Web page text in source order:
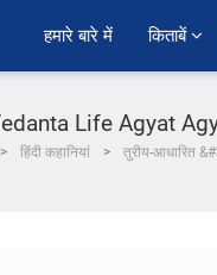
हमारे बारे में किताबें
Life Agyat
हिंदी कहानियां तुरीय-आधारित